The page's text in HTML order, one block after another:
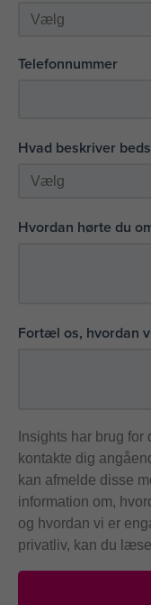
Telefonnummer
Hvad beskriver
Hvordan hørte du
Fortæl os, hvordan
Insights har brug
kontakte dig
kan afmelde disse
information om,
og hvordan vi er
privatliv, kan du